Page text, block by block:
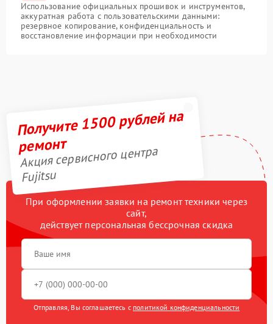
Использование официальных прошивок и инструментов,
аккуратная работа с пользовательскими данными:
резервное копирование, конфиденциальность и
восстановление информации при необходимости
Получите 1500 рублей на
ремонт
Акция сервисного центра
Fujitsu
При оформлении заявки на ремонт техники через
сайт,
действует персональная бессрочная скидка
Отправляя, Вы соглашаетесь с политикой конфиденциальности